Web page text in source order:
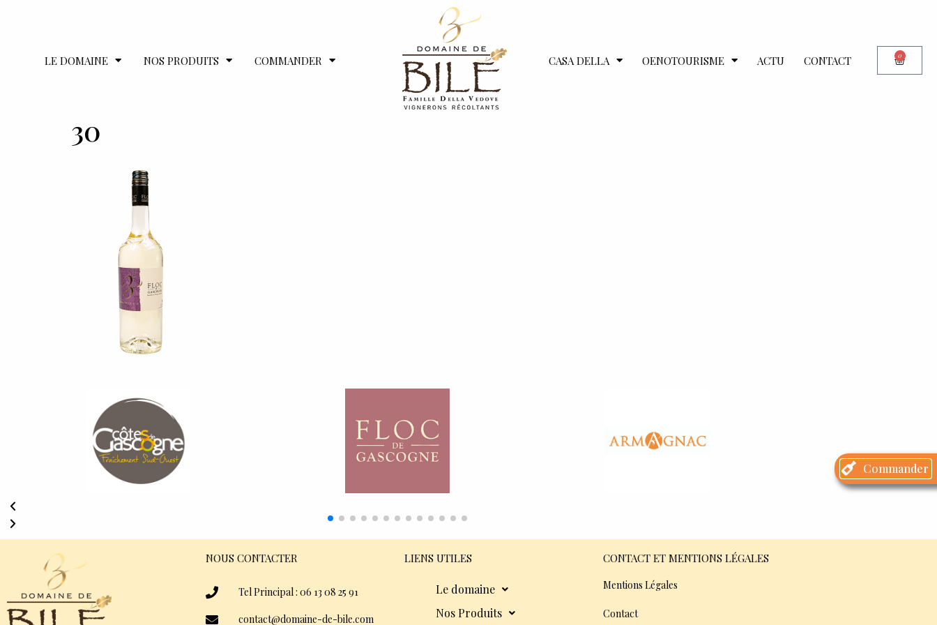
LE DOMAINE NOS PRODUITS COMMANDER CASA DELLA OENOTOURISME ACTU CONTACT 0
30
NOUS CONTACTER
Tel Principal : 06 13 08 25 91
contact@domaine-de-bile.com
LIENS UTILES
Le domaine
Nos Produits
CONTACT ET MENTIONS LÉGALES
Mentions Légales
Contact
Commander